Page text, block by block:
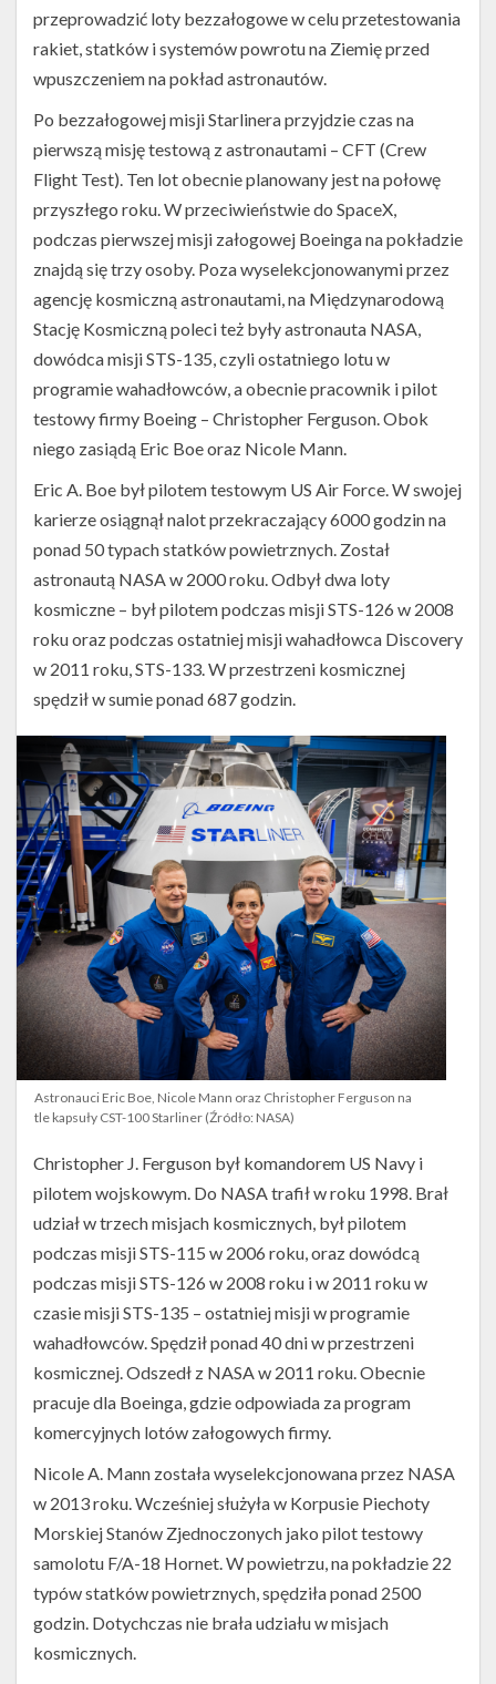
przeprowadzić loty bezzałogowe w celu przetestowania
rakiet, statków i systemów powrotu na Ziemię przed
wpuszczeniem na pokład astronautów.
Po bezzałogowej misji Starlinera przyjdzie czas na
pierwszą misję testową z astronautami – CFT (Crew
Flight Test). Ten lot obecnie planowany jest na połowę
przyszłego roku. W przeciwieństwie do SpaceX,
podczas pierwszej misji załogowej Boeinga na pokładzie
znajdą się trzy osoby. Poza wyselekcjonowanymi przez
agencję kosmiczną astronautami, na Międzynarodową
Stację Kosmiczną poleci też były astronauta NASA,
dowódca misji STS-135, czyli ostatniego lotu w
programie wahadłowców, a obecnie pracownik i pilot
testowy firmy Boeing – Christopher Ferguson. Obok
niego zasiądą Eric Boe oraz Nicole Mann.
Eric A. Boe był pilotem testowym US Air Force. W swojej
karierze osiągnął nalot przekraczający 6000 godzin na
ponad 50 typach statków powietrznych. Został
astronautą NASA w 2000 roku. Odbył dwa loty
kosmiczne – był pilotem podczas misji STS-126 w 2008
roku oraz podczas ostatniej misji wahadłowca Discovery
w 2011 roku, STS-133. W przestrzeni kosmicznej
spędził w sumie ponad 687 godzin.
Astronauci Eric Boe, Nicole Mann oraz Christopher Ferguson na
tle kapsuły CST-100 Starliner (Źródło: NASA)
Christopher J. Ferguson był komandorem US Navy i
pilotem wojskowym. Do NASA trafił w roku 1998. Brał
udział w trzech misjach kosmicznych, był pilotem
podczas misji STS-115 w 2006 roku, oraz dowódcą
podczas misji STS-126 w 2008 roku i w 2011 roku w
czasie misji STS-135 – ostatniej misji w programie
wahadłowców. Spędził ponad 40 dni w przestrzeni
kosmicznej. Odszedł z NASA w 2011 roku. Obecnie
pracuje dla Boeinga, gdzie odpowiada za program
komercyjnych lotów załogowych firmy.
Nicole A. Mann została wyselekcjonowana przez NASA
w 2013 roku. Wcześniej służyła w Korpusie Piechoty
Morskiej Stanów Zjednoczonych jako pilot testowy
samolotu F/A-18 Hornet. W powietrzu, na pokładzie 22
typów statków powietrznych, spędziła ponad 2500
godzin. Dotychczas nie brała udziału w misjach
kosmicznych.